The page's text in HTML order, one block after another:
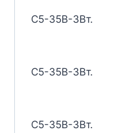
С5-35В-3Вт.
С5-35В-3Вт.
С5-35В-3Вт.